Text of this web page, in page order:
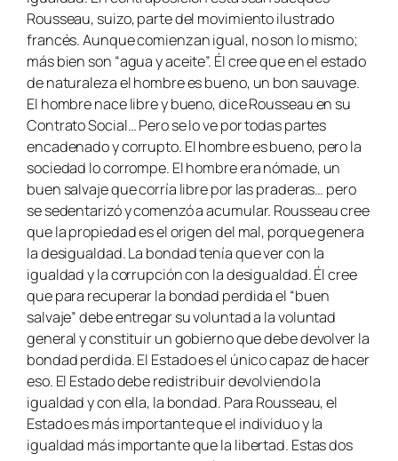
Rousseau, suizo, parte del movimiento ilustrado
francés. Aunque comienzan igual, no son lo mismo;
más bien son “agua y aceite”. Él cree que en el estado
de naturaleza el hombre es bueno, un bon sauvage.
El hombre nace libre y bueno, dice Rousseau en su
Contrato Social… Pero se lo ve por todas partes
encadenado y corrupto. El hombre es bueno, pero la
sociedad lo corrompe. El hombre era nómade, un
buen salvaje que corría libre por las praderas… pero
se sedentarizó y comenzó a acumular. Rousseau cree
que la propiedad es el origen del mal, porque genera
la desigualdad. La bondad tenía que ver con la
igualdad y la corrupción con la desigualdad. Él cree
que para recuperar la bondad perdida el “buen
salvaje” debe entregar su voluntad a la voluntad
general y constituir un gobierno que debe devolver la
bondad perdida. El Estado es el único capaz de hacer
eso. El Estado debe redistribuir devolviendo la
igualdad y con ella, la bondad. Para Rousseau, el
Estado es más importante que el individuo y la
igualdad más importante que la libertad. Estas dos